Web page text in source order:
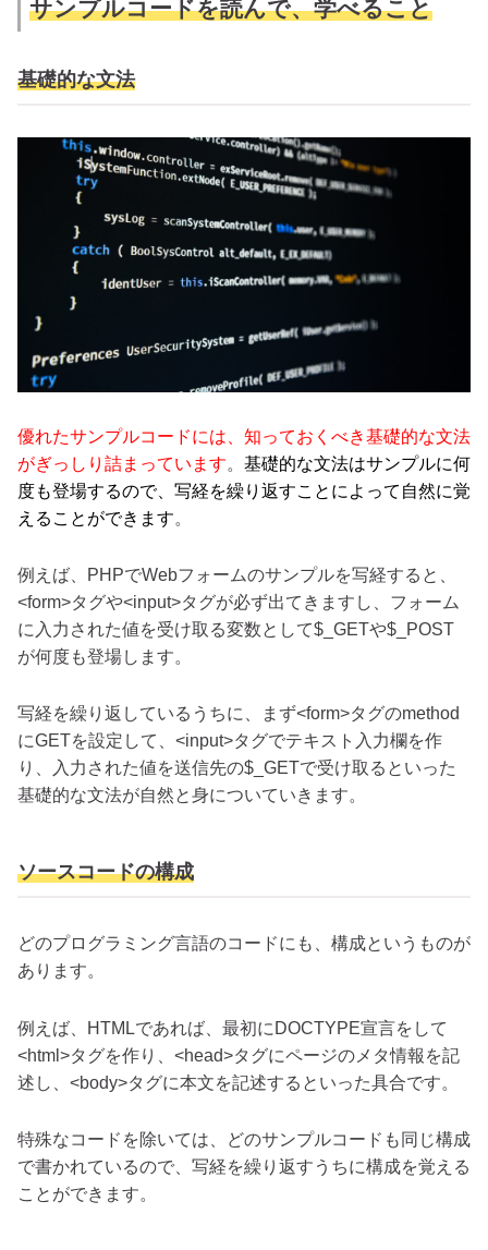
サンプルコードを読んで、学べること
基礎的な文法
優れたサンプルコードには、知っておくべき基礎的な文法
がぎっしり詰まっています。 基礎的な文法はサンプルに何
度も登場するので、写経を繰り返すことによって自然に覚
えることができます。
例えば、PHPでWebフォームのサンプルを写経すると、
<form>タグや<input>タグが必ず出てきますし、フォーム
に入力された値を受け取る変数として$_GETや$_POST
が何度も登場します。
写経を繰り返しているうちに、まず<form>タグのmethod
にGETを設定して、<input>タグでテキスト入力欄を作
り、入力された値を送信先の$_GETで受け取るといった
基礎的な文法が自然と身についていきます。
ソースコードの構成
どのプログラミング言語のコードにも、構成というものが
あります。
例えば、HTMLであれば、最初にDOCTYPE宣言をして
<html>タグを作り、<head>タグにページのメタ情報を記
述し、<body>タグに本文を記述するといった具合です。
特殊なコードを除いては、どのサンプルコードも同じ構成
で書かれているので、写経を繰り返すうちに構成を覚える
ことができます。